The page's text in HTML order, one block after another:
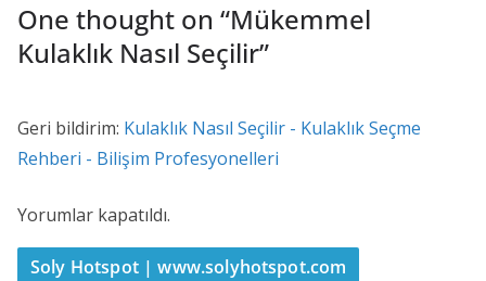
One thought on “Mükemmel
Kulaklık Nasıl Seçilir”
Geri bildirim: Kulaklık Nasıl Seçilir - Kulaklık Seçme
Rehberi - Bilişim Profesyonelleri
Yorumlar kapatıldı.
Soly Hotspot | www.solyhotspot.com